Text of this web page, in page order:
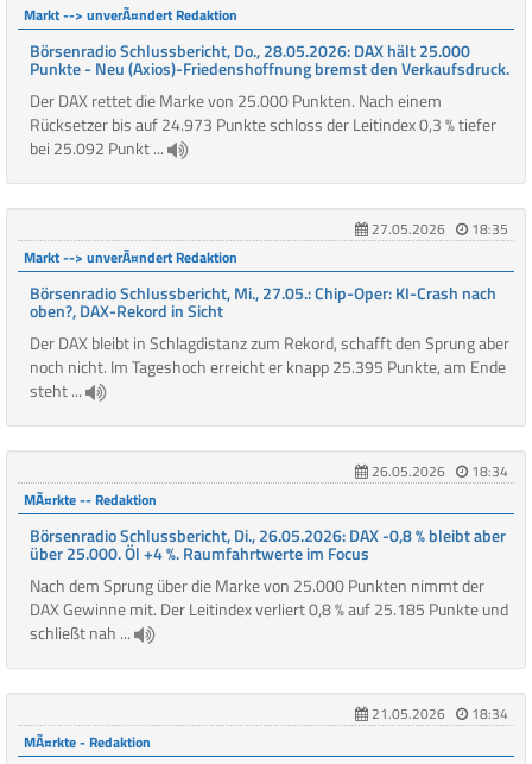
Markt --> unverÃ¤ndert Redaktion
Börsenradio Schlussbericht, Do., 28.05.2026: DAX hält 25.000
Punkte - Neu (Axios)-Friedenshoffnung bremst den Verkaufsdruck.
Der DAX rettet die Marke von 25.000 Punkten. Nach einem
Rücksetzer bis auf 24.973 Punkte schloss der Leitindex 0,3 % tiefer
bei 25.092 Punkt ...
27.05.2026
18:35
Markt --> unverÃ¤ndert Redaktion
Börsenradio Schlussbericht, Mi., 27.05.: Chip-Oper: KI-Crash nach
oben?, DAX-Rekord in Sicht
Der DAX bleibt in Schlagdistanz zum Rekord, schafft den Sprung aber
noch nicht. Im Tageshoch erreicht er knapp 25.395 Punkte, am Ende
steht ...
26.05.2026
18:34
MÃ¤rkte -- Redaktion
Börsenradio Schlussbericht, Di., 26.05.2026: DAX -0,8 % bleibt aber
über 25.000. Öl +4 %. Raumfahrtwerte im Focus
Nach dem Sprung über die Marke von 25.000 Punkten nimmt der
DAX Gewinne mit. Der Leitindex verliert 0,8 % auf 25.185 Punkte und
schließt nah ...
21.05.2026
18:34
MÃ¤rkte - Redaktion